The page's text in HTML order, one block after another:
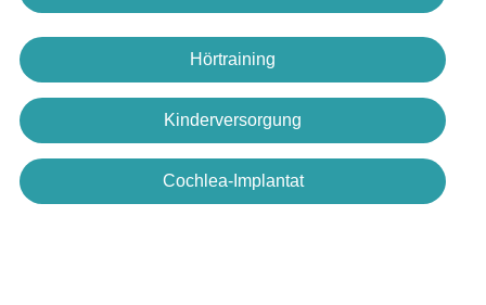
Hörtraining
Kinderversorgung
Cochlea-Implantat